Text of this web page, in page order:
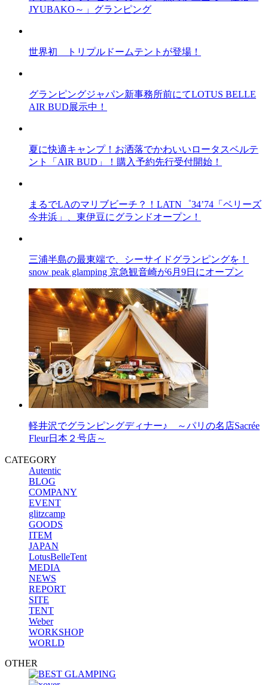
JYUBAKO～」グランピング
世界初 トリプルドームテントが登場！
グランピングジャパン新事務所前にてLOTUS BELLE
AIR BUD展示中！
夏に快適キャンプ！お洒落でかわいいロータスベルテ
ント「AIR BUD」！購入予約先行受付開始！
まるでLAのマリブビーチ？！LATN゜34’74「ベリーズ
今井浜」、東伊豆にグランドオープン！
三浦半島の最東端で、シーサイドグランピングを！
snow peak glamping 京急観音崎が6月9日にオープン
軽井沢でグランピングディナー♪ ～パリの名店Sacrée
Fleur日本２号店～
CATEGORY
Autentic
BLOG
COMPANY
EVENT
glitzcamp
GOODS
ITEM
JAPAN
LotusBelleTent
MEDIA
NEWS
REPORT
SITE
TENT
Weber
WORKSHOP
WORLD
OTHER